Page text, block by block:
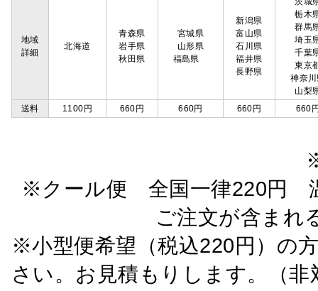
地域
詳細
北海道
青森県
岩手県
秋田県
宮城県
山形県
福島県
新潟県
富山県
石川県
福井県
長野県
栃木
群馬
埼玉
千葉
東京
神奈
山梨
送料
1100円 660円 660円 660円 660
※クール便 全国一律220円
ご注文が含ま
※小型便希望（税込220円）の
さい。お見積もりします。（非